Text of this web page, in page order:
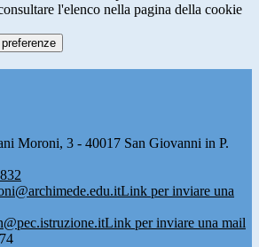
l'elenco nella pagina della cookie
Moroni, 3 - 40017 San Giovanni in P.
Link per inviare una
Link per inviare una mail